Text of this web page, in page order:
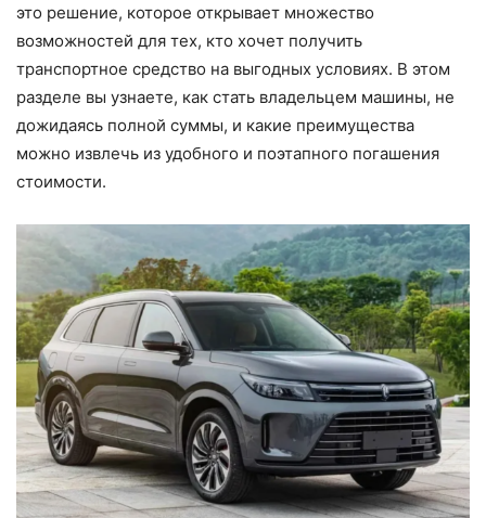
это решение, которое открывает множество
возможностей для тех, кто хочет получить
транспортное средство на выгодных условиях. В этом
разделе вы узнаете, как стать владельцем машины, не
дожидаясь полной суммы, и какие преимущества
можно извлечь из удобного и поэтапного погашения
стоимости.